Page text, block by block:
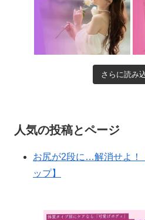
さらに読み
人気の投稿とページ
お尻が2段に…解消せよ！
ップ】